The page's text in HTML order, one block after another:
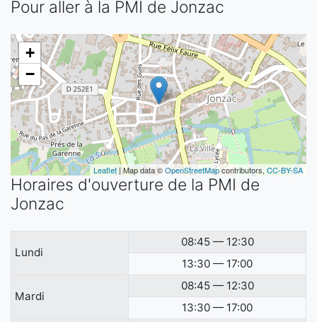
Pour aller à la PMI de Jonzac
+
−
Leaflet | Map data ©OpenStreetMapcontributors, CC-BY-SA
Horaires d'ouverture de la PMI de
Jonzac
Lundi
08:45 — 12:30
13:30 — 17:00
Mardi
08:45 — 12:30
13:30 — 17:00